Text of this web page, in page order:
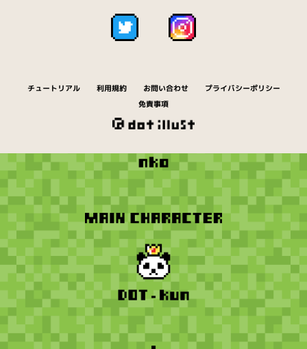
チュートリアル 利用規約 お問い合わせ
プライバシーポリシー
免責事項